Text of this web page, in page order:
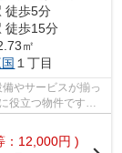
徒歩5分
徒歩15分
㎡
１丁目
やサービスが揃っ
役立つ物件です。
：12,000円 )